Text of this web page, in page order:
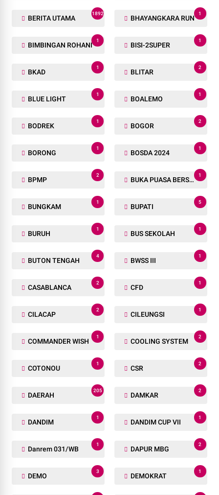
BERITA UTAMA
1892
BHAYANGKARA RUN
1
BIMBINGAN ROHANI
1
BISI-2SUPER
1
BKAD
1
BLITAR
2
BLUE LIGHT
1
BOALEMO
1
BODREK
1
BOGOR
2
BORONG
1
BOSDA 2024
1
BPMP
2
BUKA PUASA BERSAMA
1
BUNGKAM
1
BUPATI
5
BURUH
1
BUS SEKOLAH
1
BUTON TENGAH
4
BWSS III
1
CASABLANCA
2
CFD
1
CILACAP
2
CILEUNGSI
1
COMMANDER WISH
1
COOLING SYSTEM
2
COTONOU
1
CSR
2
DAERAH
205
DAMKAR
2
DANDIM
1
DANDIM CUP VII
1
Danrem 031/WB
1
DAPUR MBG
2
DEMO
3
DEMOKRAT
1